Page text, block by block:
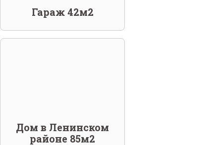
Гараж 42м2
Дом в Ленинском
районе 85м2